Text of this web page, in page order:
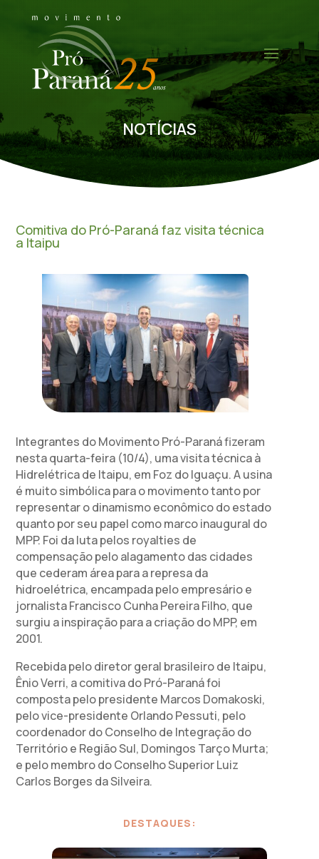
NOTÍCIAS
Comitiva do Pró-Paraná faz visita técnica
a Itaipu
Integrantes do Movimento Pró-Paraná fizeram
nesta quarta-feira (10/4), uma visita técnica à
Hidrelétrica de Itaipu, em Foz do Iguaçu. A usina
é muito simbólica para o movimento tanto por
representar o dinamismo econômico do estado
quanto por seu papel como marco inaugural do
MPP. Foi da luta pelos royalties de
compensação pelo alagamento das cidades
que cederam área para a represa da
hidroelétrica, encampada pelo empresário e
jornalista Francisco Cunha Pereira Filho, que
surgiu a inspiração para a criação do MPP, em
2001.
Recebida pelo diretor geral brasileiro de Itaipu,
Ênio Verri, a comitiva do Pró-Paraná foi
composta pelo presidente Marcos Domakoski,
pelo vice-presidente Orlando Pessuti, pelo
coordenador do Conselho de Integração do
Território e Região Sul, Domingos Tarço Murta;
e pelo membro do Conselho Superior Luiz
Carlos Borges da Silveira.
DESTAQUES: